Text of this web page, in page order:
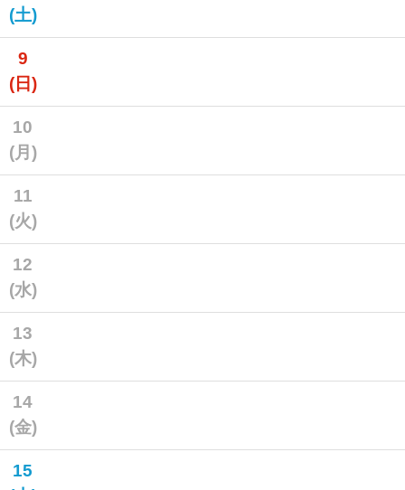
(土)
9
(日)
10
(月)
11
(火)
12
(水)
13
(木)
14
(金)
15